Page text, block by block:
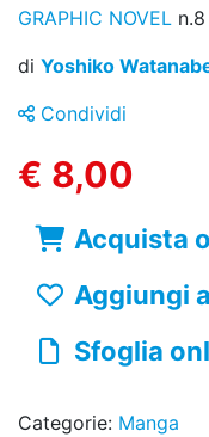
GRAPHIC NOVEL n.8
di Yoshiko
Condividi
€ 8,00
Acquista
Aggiungi
Sfoglia
Categorie: Manga